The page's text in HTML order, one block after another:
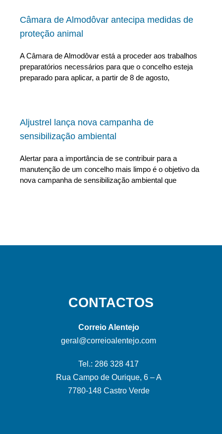
Câmara de Almodôvar antecipa medidas de
proteção animal
A Câmara de Almodôvar está a proceder aos trabalhos
preparatórios necessários para que o concelho esteja
preparado para aplicar, a partir de 8 de agosto,
Aljustrel lança nova campanha de
sensibilização ambiental
Alertar para a importância de se contribuir para a
manutenção de um concelho mais limpo é o objetivo da
nova campanha de sensibilização ambiental que
CONTACTOS
Correio Alentejo
geral@correioalentejo.com
Tel.: 286 328 417
Rua Campo de Ourique, 6 – A
7780-148 Castro Verde